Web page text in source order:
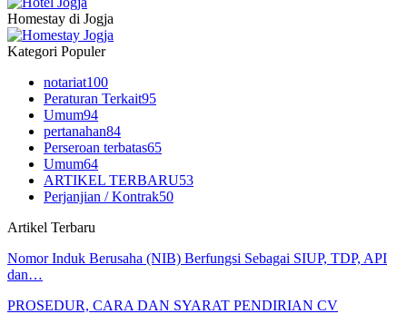
Homestay di Jogja
Kategori Populer
notariat100
Peraturan Terkait95
Umum94
pertanahan84
Perseroan terbatas65
Umum64
ARTIKEL TERBARU53
Perjanjian / Kontrak50
Artikel Terbaru
Nomor Induk Berusaha (NIB) Berfungsi Sebagai SIUP, TDP, API
dan…
PROSEDUR, CARA DAN SYARAT PENDIRIAN CV